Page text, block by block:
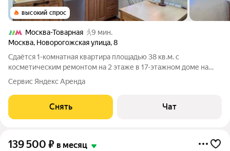
высокий спрос
Москва-Товарная
9 мин.
Москва, Новорогожская улица,8
Сдаётся 1-комнатная квартира площадью 38 кв.м. с
косметическим ремонтом на 2 этаже в 17-этажном доме на
срок от 11 месяцев. Из техники есть: Телевизор Духовой шкаф
Стиральная машина Сушильная машина Холодильник
Посудомоечная машина Кондиционер
Сервис Яндекс Аренда
Снять Чат
139 500 ₽ в месяц